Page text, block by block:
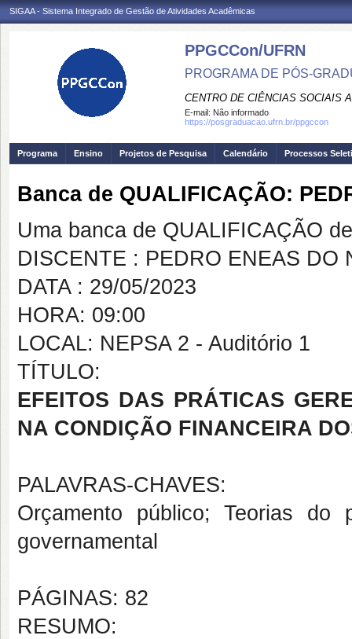
SIGAA - Sistema Integrado de Gestão de Atividades Acadêmicas
PPGCCon/UFRN
PROGRAMA DE PÓS-
CENTRO DE CIÊNCIAS SOCIAIS
E-mail: Não informado
https://posgraduacao.ufrn.br/ppgccon
Programa Ensino Projetos de Pesquisa Calendário Processos
Banca de QUALIFICAÇÃO:
Uma banca de QUALIFICAÇÃO
DISCENTE : PEDRO ENEAS DO
DATA : 29/05/2023
HORA: 09:00
LOCAL: NEPSA 2 - Auditório 1
TÍTULO:
EFEITOS DAS PRÁTICAS
NA CONDIÇÃO FINANCEIRA
PALAVRAS-CHAVES:
Orçamento público; Teorias do
governamental
PÁGINAS: 82
RESUMO: